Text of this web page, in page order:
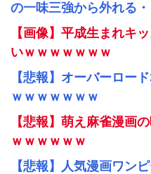
の一味三強から外れる・
【画像】平成生まれキ
いｗｗｗｗｗｗｗ
【悲報】オーバーロー
ｗｗｗｗｗｗｗ
【悲報】萌え麻雀漫画
ｗｗｗｗｗｗ
【悲報】人気漫画ワン